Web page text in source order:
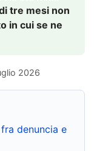
tre mesi non
in cui se ne
2026
denuncia e